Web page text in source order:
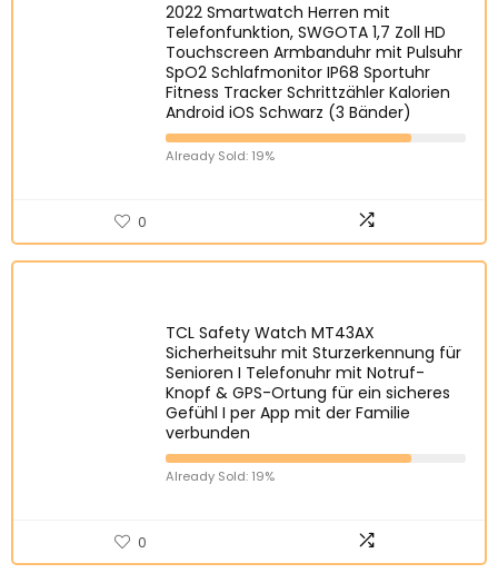
2022 Smartwatch Herren mit
Telefonfunktion, SWGOTA 1,7 Zoll HD
Touchscreen Armbanduhr mit Pulsuhr
SpO2 Schlafmonitor IP68 Sportuhr
Fitness Tracker Schrittzähler Kalorien
Android iOS Schwarz (3 Bänder)
Already Sold: 19%
0
TCL Safety Watch MT43AX
Sicherheitsuhr mit Sturzerkennung für
Senioren I Telefonuhr mit Notruf-
Knopf & GPS-Ortung für ein sicheres
Gefühl I per App mit der Familie
verbunden
Already Sold: 19%
0